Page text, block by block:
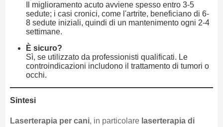
Il miglioramento acuto avviene spesso entro 3-5
sedute; i casi cronici, come l'artrite, beneficiano di 6-
8 sedute iniziali, quindi di un mantenimento ogni 2-4
settimane.
È sicuro?
Sì, se utilizzato da professionisti qualificati. Le
controindicazioni includono il trattamento di tumori o
occhi.
Sintesi
Laserterapia per cani, in particolare laserterapia di